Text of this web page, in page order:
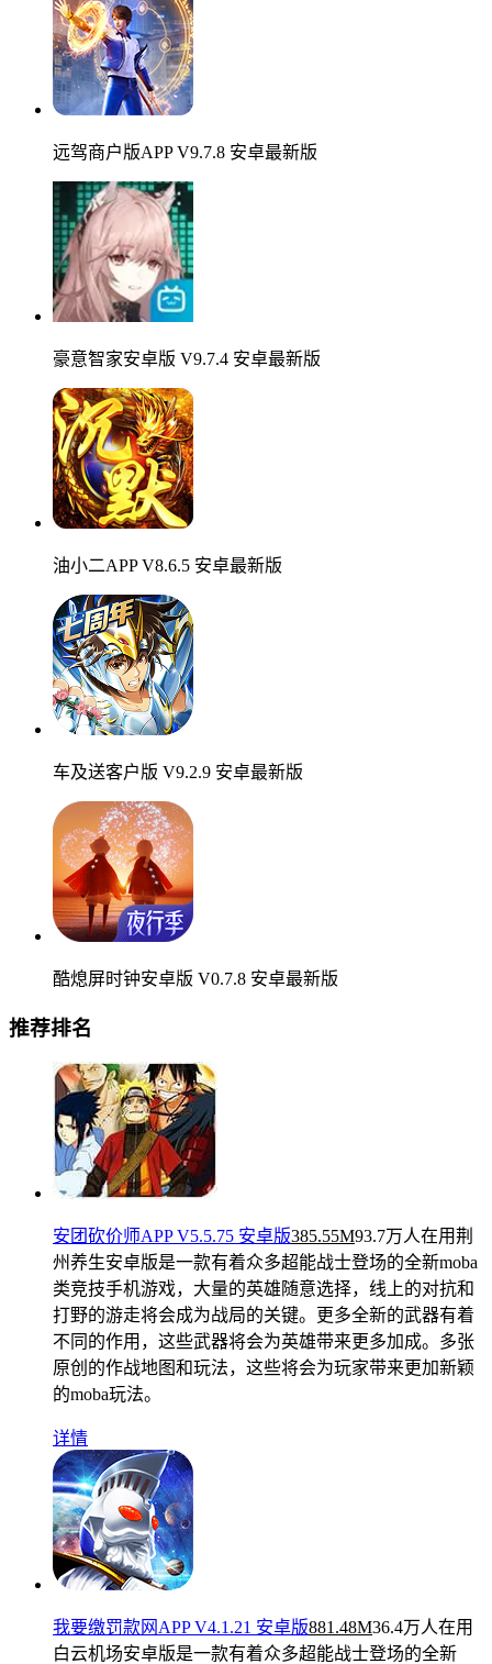
远驾商户版APP V9.7.8 安卓最新版
豪意智家安卓版 V9.7.4 安卓最新版
油小二APP V8.6.5 安卓最新版
车及送客户版 V9.2.9 安卓最新版
酷熄屏时钟安卓版 V0.7.8 安卓最新版
推荐排名
安团砍价师APP V5.5.75 安卓版385.55M93.7万人在用荆
州养生安卓版是一款有着众多超能战士登场的全新moba
类竞技手机游戏，大量的英雄随意选择，线上的对抗和
打野的游走将会成为战局的关键。更多全新的武器有着
不同的作用，这些武器将会为英雄带来更多加成。多张
原创的作战地图和玩法，这些将会为玩家带来更加新颖
的moba玩法。
详情
我要缴罚款网APP V4.1.21 安卓版881.48M36.4万人在用
白云机场安卓版是一款有着众多超能战士登场的全新